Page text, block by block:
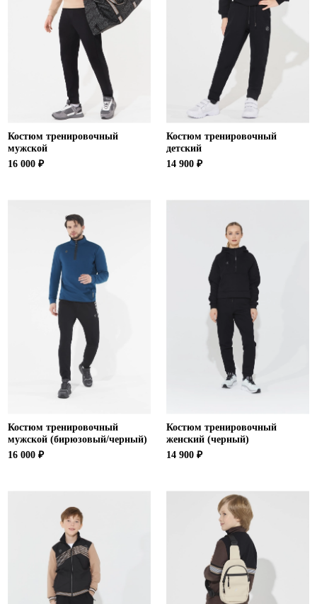
Костюм тренировочный
мужской
16 000 ₽
Костюм тренировочный
детский
14 900 ₽
Костюм тренировочный
мужской (бирюзовый/черный)
16 000 ₽
Костюм тренировочный
женский (черный)
14 900 ₽